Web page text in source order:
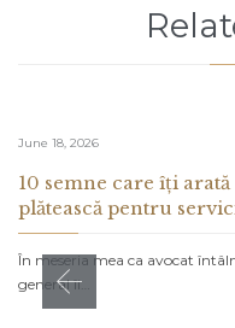
June 18, 2026
10 semne care îți
plătească pentru
În meseria mea ca avocat
general îi…